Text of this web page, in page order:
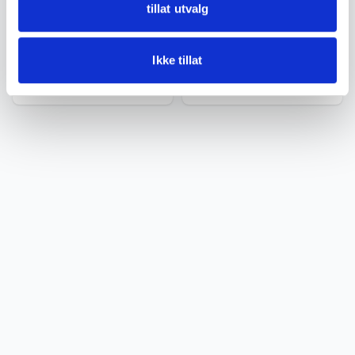
tillat utvalg
Ikke tillat
Grønn emalje dessertskje –
Legg til i handlekurv
Rød emalje dessertskje – Th.
Marthinsen 1960-tallet
Legg til i handlekurv